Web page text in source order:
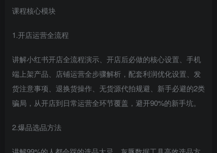
课程核心模块
1.开店运营全流程
讲解小红书开店全流程演示、开店后必做的核心设置、手机
端上架产品、店铺运营全步骤解析，配套利润优化设置、发
货注意事项、退换货操作、无货源代拍规避、新手必避的2类
骗局，从开店到日常运营全环节覆盖，避开90%的新手坑。
2.爆品选品方法